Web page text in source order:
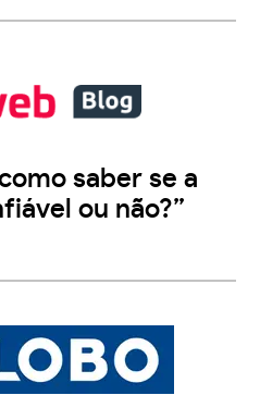
saber se a
ou não?”